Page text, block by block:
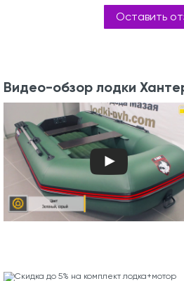
Оставить
Видео-обзор лодки